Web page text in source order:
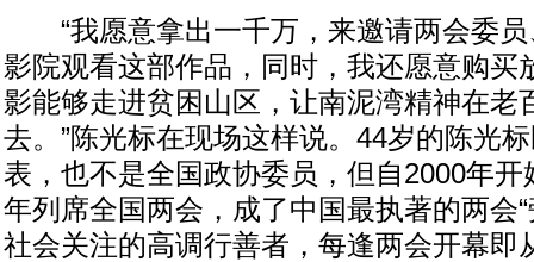
“我愿意拿出一千万，来邀请两会委员
影院观看这部作品，同时，我还愿意购买
影能够走进贫困山区，让南泥湾精神在老
去。”陈光标在现场这样说。44岁的陈光
表，也不是全国政协委员，但自2000年开
年列席全国两会，成了中国最执著的两会
社会关注的高调行善者，每逢两会开幕即